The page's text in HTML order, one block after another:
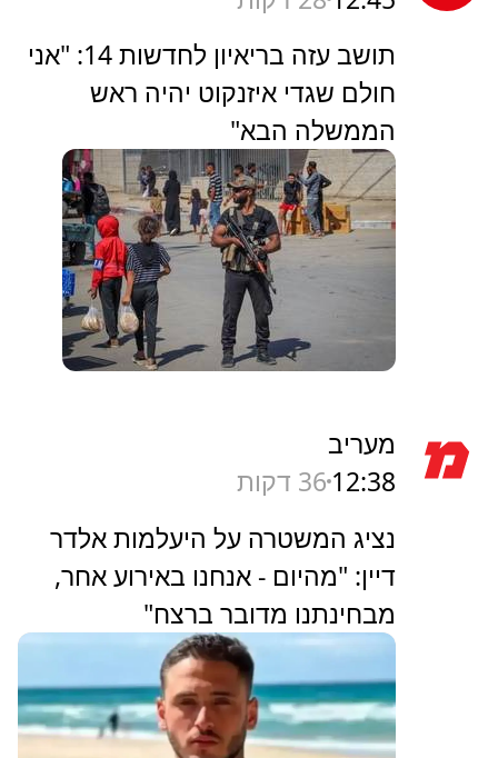
תושב עזה בריאיון לחדשות 14: "אני
חולם שגדי איזנקוט יהיה ראש
הממשלה הבא"
מעריב
12:38 36 דקות
נציג המשטרה על היעלמות אלדר
דיין: "מהיום - אנחנו באירוע אחר,
מבחינתנו מדובר ברצח"